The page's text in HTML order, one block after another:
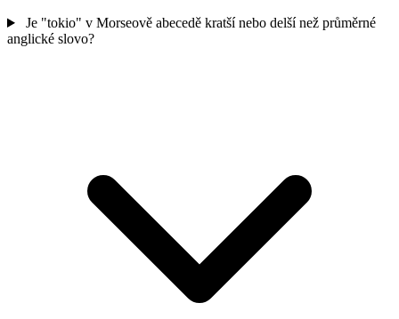
Je "tokio" v Morseově abecedě kratší nebo delší než průměrné
anglické slovo?